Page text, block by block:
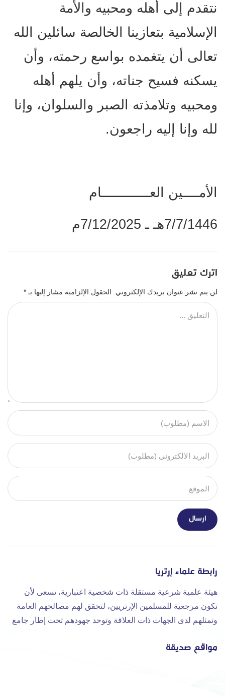
نتقدم إلى أهله ومحبيه والأمة
الإسلامية بتعازينا الخالصة سائلين الله
تعالى أن يتغمده بواسع رحمته، وأن
يسكنه فسيح جناته، وأن يلهم أهله
ومحبيه وتلامذته الصبر والسلوان، وإنا
لله وإنا إليه راجعون.
الأمــــين العــــــــــــام
7/7/1446هـ ـ 7/12/2025م
اترك تعليق
لن يتم نشر عنوان بريدك الإلكتروني. الحقول الإلزامية مشار إليها بـ *
رابطة علماء إرتريا
هيئة علمية شرعية مستقلة ذات شخصية اعتبارية، تسعى لأن
تكون مرجعية للمسلمين الإرتريين، لتحقق لهم مصالحهم العامة
وتمثلهم لدى الجهات ذات العلاقة وتوحد جهودهم تحت إطار جامع
مواقع صديقة